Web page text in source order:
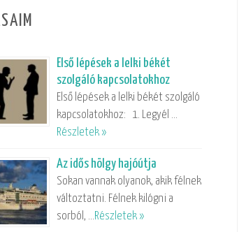
Első lépések a lelki békét
szolgáló kapcsolatokhoz
Első lépések a lelki békét szolgáló
kapcsolatokhoz: 1. Legyél …
Részletek »
Az idős hölgy hajóútja
Sokan vannak olyanok, akik félnek
változtatni. Félnek kilógni a
sorból, …Részletek »